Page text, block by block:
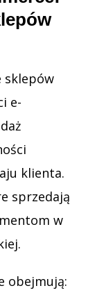
sklepów
e-
klienta.
sprzedają
w
obejmują: